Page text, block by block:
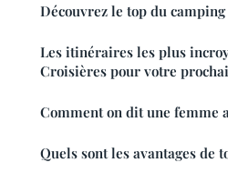
Découvrez le top du
Les itinéraires les plus
Croisières pour votre
Comment on dit une femme
Quels sont les avantages de